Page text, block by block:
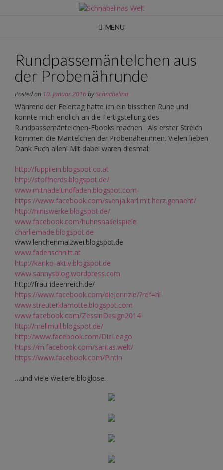
MENU
Rundpassemäntelchen aus
der Probenährunde
Posted on 10. Januar 2016bySchnabelina
Während der Feiertag hatte ich ein bisschen Ruhe und
konnte mich endlich an die Fertigstellung des
Rundpassemäntelchen-Ebooks machen. Als erster Streich
kommen die Mäntelchen der Probenäherinnen. Vielen lieben
Dank Euch allen! Mit dabei waren diesmal:
http://fuppilein.blogspot.co.at
http://stoffnerds.blogspot.de/
www.mitnadelundfaden.blogspot.com
https://www.facebook.com/svenja.karl.mit.herz.genaeht/
http://niniswerke.blogspot.de/
www.facebook.com/huhnsnadelspiele
charliemade.blogspot.de
www.lenchenmalzwei.blogspot.de
www.fadenschnitt.at
http://kariko-aktiv.blogspot.de
www.sannysblog.wordpress.com
http://frau-ideenreich.de/
https://www.facebook.com/diejennzie/?ref=hl
www.streuterklamotte.blogspot.com
www.facebook.com/ZessinDesign2014
http://mellmull.blogspot.de/
http://www.facebook.com/DieLeago
https://m.facebook.com/saritas.welt/
https://www.facebook.com/Pintin
…und viele weitere bloglose.